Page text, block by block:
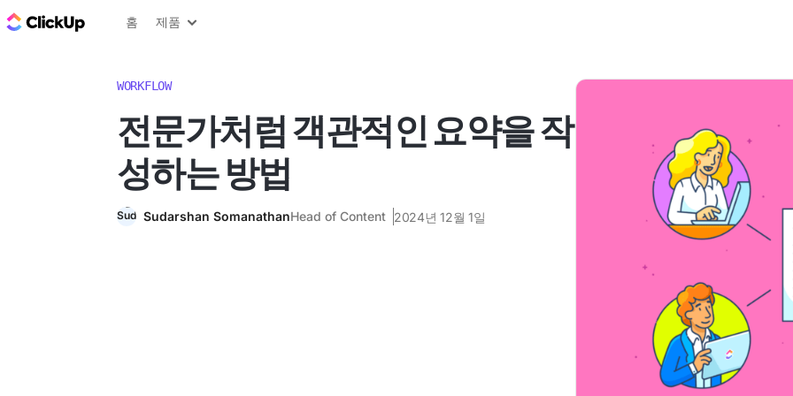
ClickUp 블로그
홈 제품
WORKFLOW
전문가처럼 객관적인 요약을 작
성하는 방법
Sudarshan SomanathanHead of Content 2024년 12월 1일